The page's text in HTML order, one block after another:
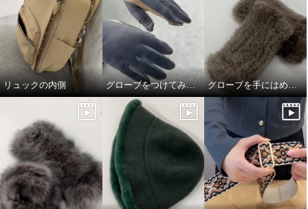
リュックの内側 グローブをつけてみました グローブを手にはめてみました